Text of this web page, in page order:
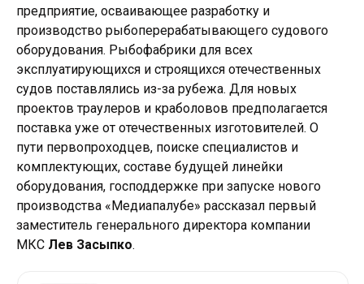
предприятие, осваивающее разработку и
производство рыбоперерабатывающего судового
оборудования. Рыбофабрики для всех
эксплуатирующихся и строящихся отечественных
судов поставлялись из-за рубежа. Для новых
проектов траулеров и краболовов предполагается
поставка уже от отечественных изготовителей. О
пути первопроходцев, поиске специалистов и
комплектующих, составе будущей линейки
оборудования, господдержке при запуске нового
производства «Медиапалубе» рассказал первый
заместитель генерального директора компании
МКС Лев Засыпко.